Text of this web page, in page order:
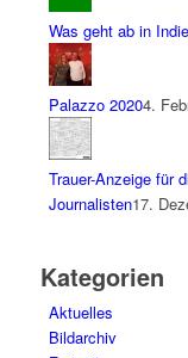
Was geht ab in
Palazzo 20204.
Trauer-Anzeige für
Journalisten17.
Kategorien
Aktuelles
Bildarchiv